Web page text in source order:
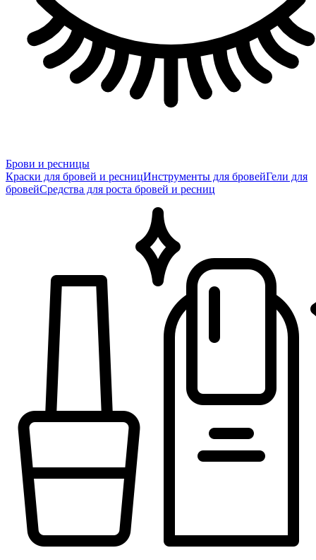
Брови и ресницы
Краски для бровей и ресницИнструменты для бровейГели для
бровейСредства для роста бровей и ресниц